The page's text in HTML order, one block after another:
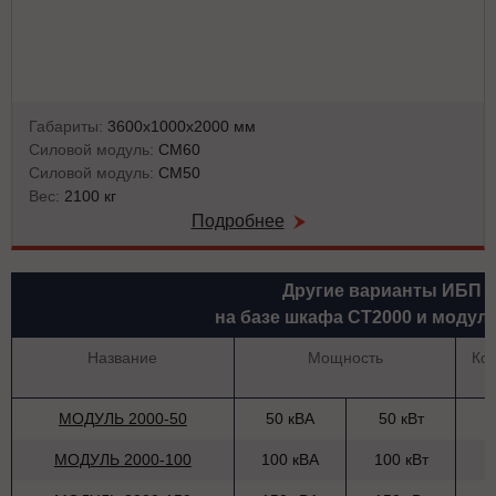
Габариты: 3600х1000х2000 мм
Силовой модуль: СМ60
Силовой модуль: СМ50
Вес: 2100 кг
Подробнее
Другие варианты ИБП
на базе шкафа СТ2000 и
Название Мощность
МОДУЛЬ 2000-50 50 кВА 50 кВт
МОДУЛЬ 2000-100 100 кВА 100 кВт